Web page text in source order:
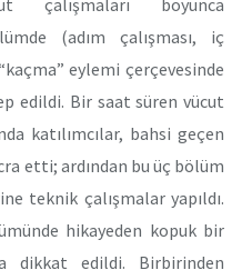
çalışmaları boyunca
(adım çalışması, iç
eylemi çerçevesinde
edildi. Bir saat süren vücut
katılımcılar, bahsi geçen
etti; ardından bu üç bölüm
teknik çalışmalar yapıldı.
hikayeden kopuk bir
dikkat edildi. Birbirinden